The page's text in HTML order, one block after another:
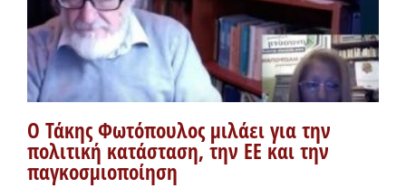
Ο Τάκης Φωτόπουλος μιλάει για την
πολιτική κατάσταση, την ΕΕ και την
παγκοσμιοποίηση